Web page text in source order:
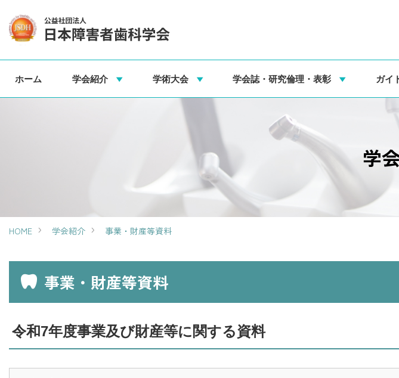
ホーム 学会紹介 学術大会 学会誌・研究倫理・表彰 ガイ
学
HOME 学会紹介 事業・財産等資料
事業・財産等資料
令和7年度事業及び財産等に関する資料